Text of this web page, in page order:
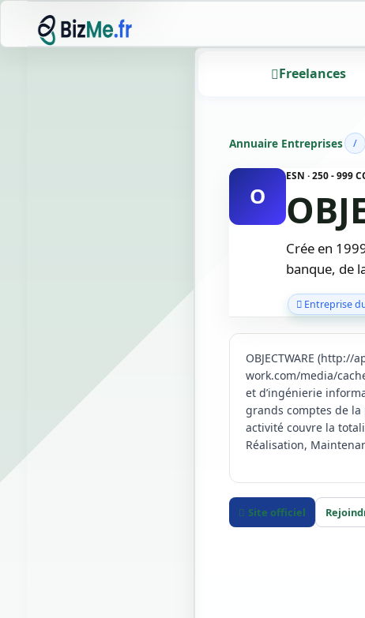
Freelances
Annuaire Entreprises /
O
ESN · 250 - 999
Crée en
banque, de
Entreprise
OBJECTWARE
work.com/media/
et d’ingénierie
grands comptes de la
activité couvre la
Réalisation,
Site officiel